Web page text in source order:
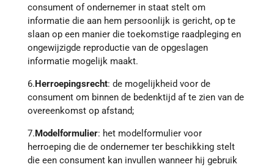
consument of ondernemer in staat stelt om
informatie die aan hem persoonlijk is gericht, op te
slaan op een manier die toekomstige raadpleging en
ongewijzigde reproductie van de opgeslagen
informatie mogelijk maakt.
6.Herroepingsrecht: de mogelijkheid voor de
consument om binnen de bedenktijd af te zien van de
overeenkomst op afstand;
7.Modelformulier: het modelformulier voor
herroeping die de ondernemer ter beschikking stelt
die een consument kan invullen wanneer hij gebruik